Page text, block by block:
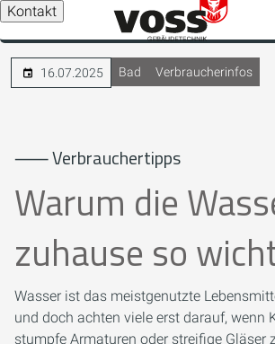
Kontakt
16.07.2025 Bad Verbraucherinfos
⸺ Verbrauchertipps
Warum die
zuhause so
Wasser ist das meistgenutzte
und doch achten viele erst darauf, wenn
stumpfe Armaturen oder streifige Gläser